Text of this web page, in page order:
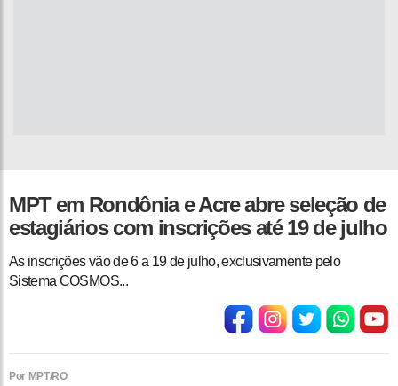
MPT em Rondônia e Acre abre seleção de
estagiários com inscrições até 19 de julho
As inscrições vão de 6 a 19 de julho, exclusivamente pelo
Sistema COSMOS. ..
Por MPT/RO